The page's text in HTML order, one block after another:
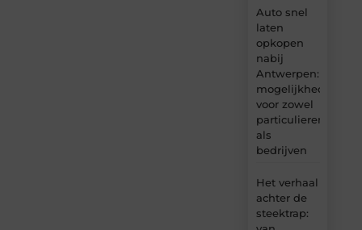
Auto snel
laten
opkopen
nabij
Antwerpen:
mogelijkheden
voor zowel
particulieren
als
bedrijven
Het verhaal
achter de
steektrap: